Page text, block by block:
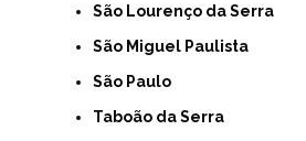
São Lourenço da Serra
São Miguel Paulista
São Paulo
Taboão da Serra